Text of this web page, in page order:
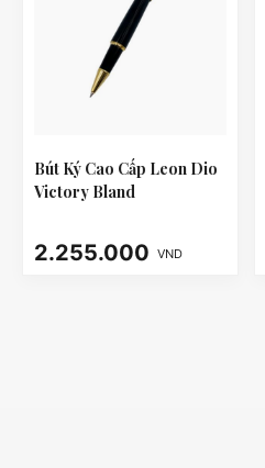
Bút Ký Cao Cấp Leon Dio
Victory Bland
2.255.000 VND